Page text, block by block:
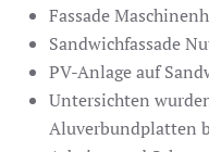
Fassade
Sandwichfassade
PV-Anlage auf
Untersichten
Aluverbundplatten